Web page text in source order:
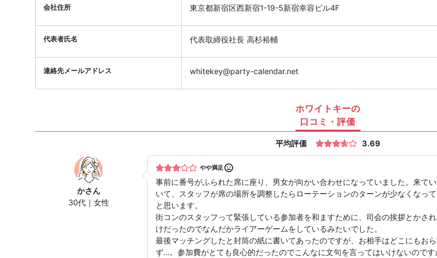
会社住所 東京都新宿区西新宿1-19-5新宿幸容ビル4F
代表者氏名 代表取締役社長 高杉裕輔
連絡先メールアドレス whitekey@party-calendar.net
ホワイトキーの
口コミ・評価
平均評価 3.69
かさん
30代｜女性
やや満足
事前に番号がふられた席に座り、男女が向かい合わせになっていました。来て
いて、スタッフが席の場所を調整したらローテーションのターンが少なくなっ
と思います。
街コンのスタッフって緊張している参加者を和ますために、司会の挨拶とかさ
けだったのでなんだかライアーゲームをしているみたいでした。
最後マッチングしたと封筒の紙に書いてあったのですが、お相手はどこにもお
ず…。参加費がとても良心的だったのでこんなに文句を言ってはいけないので